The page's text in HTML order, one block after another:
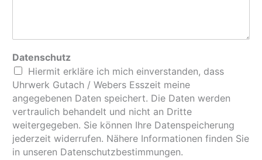
Datenschutz
Hiermit erkläre ich mich einverstanden, dass
Uhrwerk Gutach / Webers Esszeit meine
angegebenen Daten speichert. Die Daten werden
vertraulich behandelt und nicht an Dritte
weitergegeben. Sie können Ihre Datenspeicherung
jederzeit widerrufen. Nähere Informationen finden Sie
in unseren Datenschutzbestimmungen.